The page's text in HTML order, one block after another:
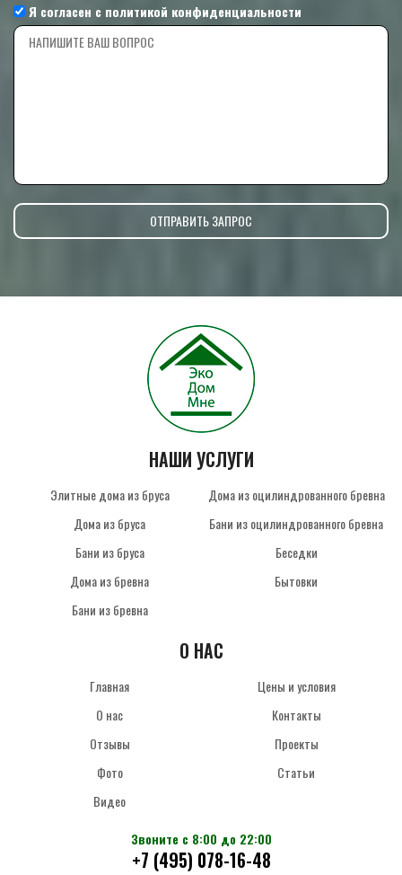
Я согласен с политикой конфиденциальности
НАШИ УСЛУГИ
Элитные дома из бруса
Дома из бруса
Бани из бруса
Дома из бревна
Бани из бревна
Дома из оцилиндрованного бревна
Бани из оцилиндрованного бревна
Беседки
Бытовки
О НАС
Главная
О нас
Отзывы
Фото
Видео
Цены и условия
Контакты
Проекты
Статьи
Звоните с 8:00 до 22:00
+7 (495) 078-16-48